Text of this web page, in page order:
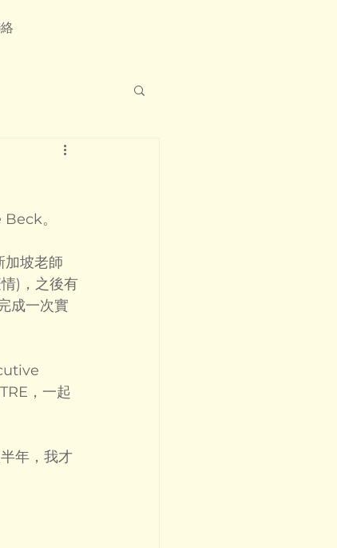
。
加坡老師
)，之後有
成一次實
，一起
年，我才